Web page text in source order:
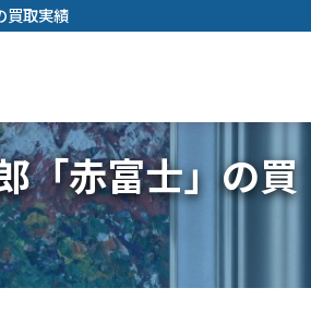
内
容
キ
ッ
プ
買取実績
「赤富士」の買